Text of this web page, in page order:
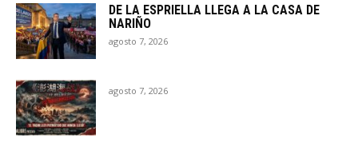
DE LA ESPRIELLA LLEGA A LA CASA DE
NARIÑO
agosto 7, 2026
agosto 7, 2026